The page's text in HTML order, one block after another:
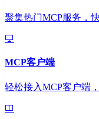
聚集热门MCP服务，
MCP客户端
轻松接入MCP客户端